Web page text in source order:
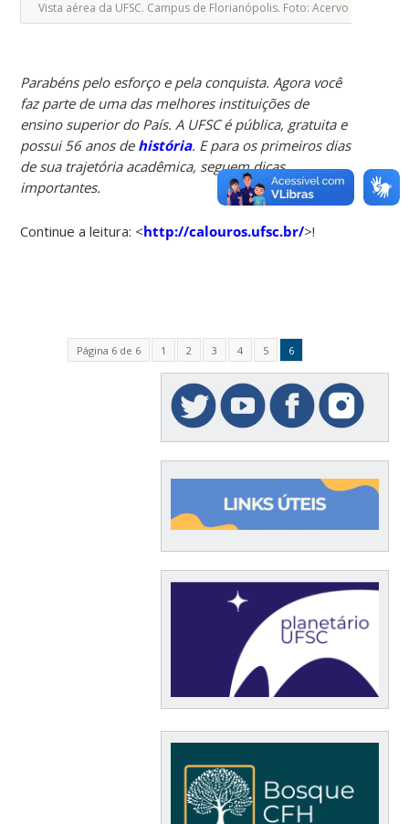
Vista aérea da UFSC. Campus de Florianópolis. Foto: Acervo Agecom
Parabéns pelo esforço e pela conquista. Agora você
faz parte de uma das melhores instituições de
ensino superior do País. A UFSC é pública, gratuita e
possui 56 anos de história. E para os primeiros dias
de sua trajetória acadêmica, seguem dicas
importantes.
Continue a leitura: <http://calouros.ufsc.br/>!
Página 6 de 6 1 2 3 4 5 6